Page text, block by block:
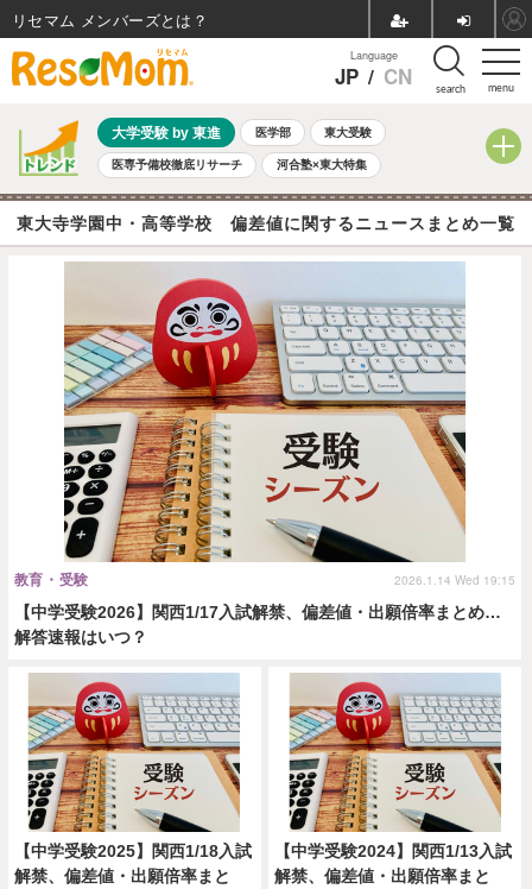
menu
Language
JP / CN search
大学受験 by 東進 医学部 東大受験
医専予備校徹底リサーチ 河合塾×東大特集
親子で考える大学選び 高校受験 中学受験 小学校受験
共通テスト 夏休み 8月開催学校説明会・相談会
自由研究教材（小学生向け） 自由研究教材（中学生向け）
東大寺学園中・高等学校 偏差値に関するニュースまとめ一覧
【中学受験2026】関西1/17入試解禁、偏差値・出願倍率まとめ…
解答速報はいつ？
教育・受験 2026.1.14 Wed 19:15
【中学受験2025】関西1/18入試
解禁、偏差値・出願倍率まと
【中学受験2024】関西1/13入試
解禁、偏差値・出願倍率まと
リセマム メンバーズ